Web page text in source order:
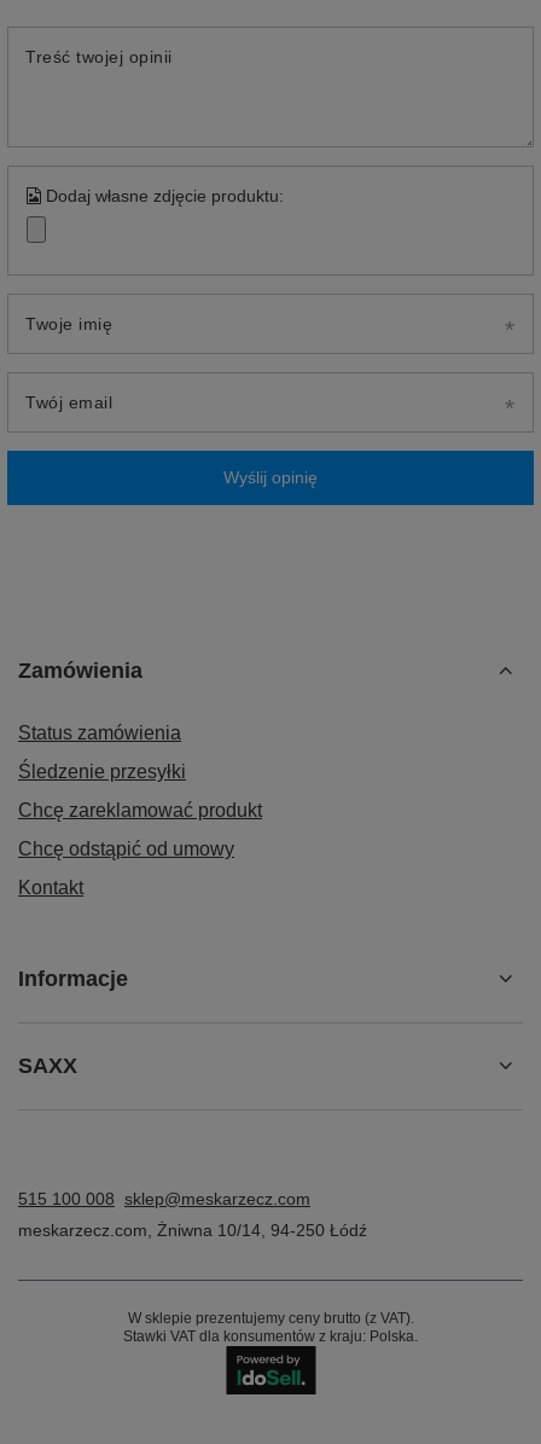
Treść twojej opinii
Dodaj własne zdjęcie produktu:
Twoje imię
Twój email
Wyślij opinię
Zamówienia
Status zamówienia
Śledzenie przesyłki
Chcę zareklamować produkt
Chcę odstąpić od umowy
Kontakt
Informacje
SAXX
515 100 008 sklep@meskarzecz.com
meskarzecz.com
Żniwna 10/14 94-250 Łódź
W sklepie prezentujemy ceny brutto (z VAT).
Stawki VAT dla konsumentów z kraju: Polska